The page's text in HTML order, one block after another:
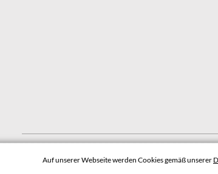
Auf unserer Webseite werden Cookies gemäß unserer
© 2022 Stadt Dessau-Roßlau